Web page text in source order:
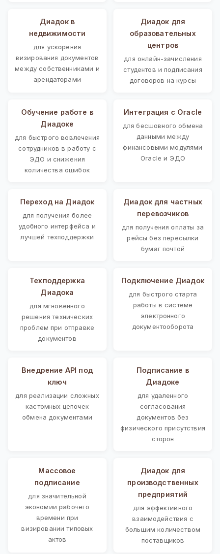
Диадок в
недвижимости
для ускорения
визирования документов
между собственниками и
арендаторами
Диадок для
образовательных
центров
для онлайн-зачисления
студентов и подписания
договоров на курсы
Обучение работе в
Диадоке
для быстрого вовлечения
сотрудников в работу с
ЭДО и снижения
количества ошибок
Интеграция с Oracle
для бесшовного обмена
данными между
финансовыми модулями
Oracle и ЭДО
Переход на Диадок
для получения более
удобного интерфейса и
лучшей техподдержки
Диадок для частных
перевозчиков
для получения оплаты за
рейсы без пересылки
бумаг почтой
Техподдержка
Диадока
для мгновенного
решения технических
проблем при отправке
документов
Подключение Диадок
для быстрого старта
работы в системе
электронного
документооборота
Внедрение API под
ключ
для реализации сложных
кастомных цепочек
обмена документами
Подписание в
Диадоке
для удаленного
согласования
документов без
физического присутствия
сторон
Массовое
подписание
для значительной
экономии рабочего
времени при
визировании типовых
актов
Диадок для
производственных
предприятий
для эффективного
взаимодействия с
большим количеством
поставщиков